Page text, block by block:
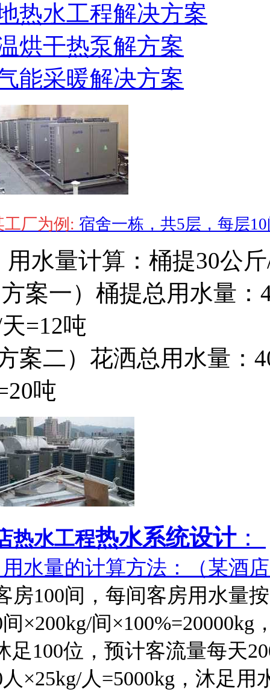
热水工程解决方案
烘干热泵解方案
能采暖解决方案
工厂为例: 宿舍一栋，共5层，每层
用水量计算：桶提30公
案一）桶提总用水量：
=12吨
案二）花洒总用水量：
吨
热水工程热水系统设计：
水量的计算方法：（某酒
房100间，每间客房用水量
间×200kg/间
足100位，预计客流量每天
人×25kg/人=5000kg，沐足用